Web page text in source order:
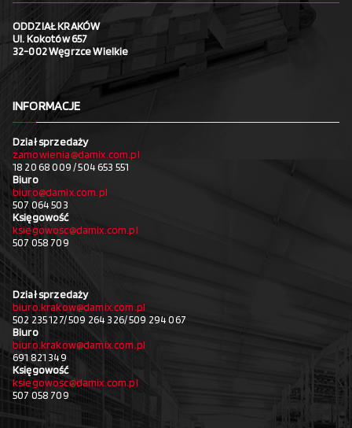
ODDZIAŁ KRAKÓW
Ul. Kokotów 657
32-002 Węgrzce Wielkie
INFORMACJE
Dział sprzedaży
zamowienia@damix.com.pl
18 20 68 009 / 504 653 551
Biuro
biuro@damix.com.pl
507 064 503
Księgowość
ksiegowosc@damix.com.pl
507 058 709
Dział sprzedaży
biuro.krakow@damix.com.pl
502 235 127/ 509 264 326/ 509 294 067
Biuro
biuro.krakow@damix.com.pl
691 821 349
Księgowość
ksiegowosc@damix.com.pl
507 058 709